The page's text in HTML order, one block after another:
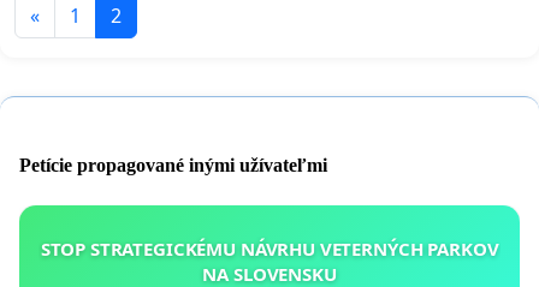
« 1 2
Petície propagované inými užívateľmi
STOP STRATEGICKÉMU NÁVRHU VETERNÝCH PARKOV
NA SLOVENSKU